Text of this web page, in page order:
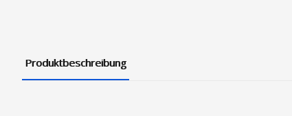
Produktbeschreibung